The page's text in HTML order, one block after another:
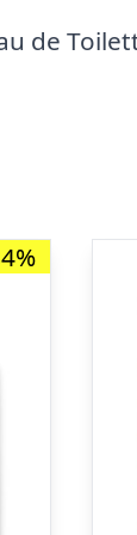
de